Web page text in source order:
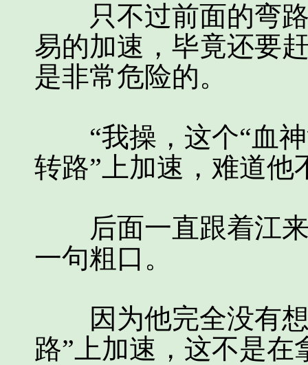
只不过前面的弯路
易的加速，毕竟还要
是非常危险的。
“我操，这个“血神
转路”上加速，难道他
后面一直跟着江来
一句粗口。
因为他完全没有想
路”上加速，这不是